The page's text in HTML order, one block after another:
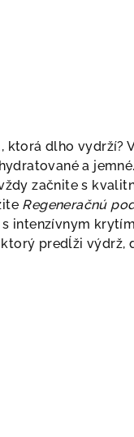
dlho vydrží?
a
začnite s
Regeneračnú
intenzívnym
predĺži výdrž,